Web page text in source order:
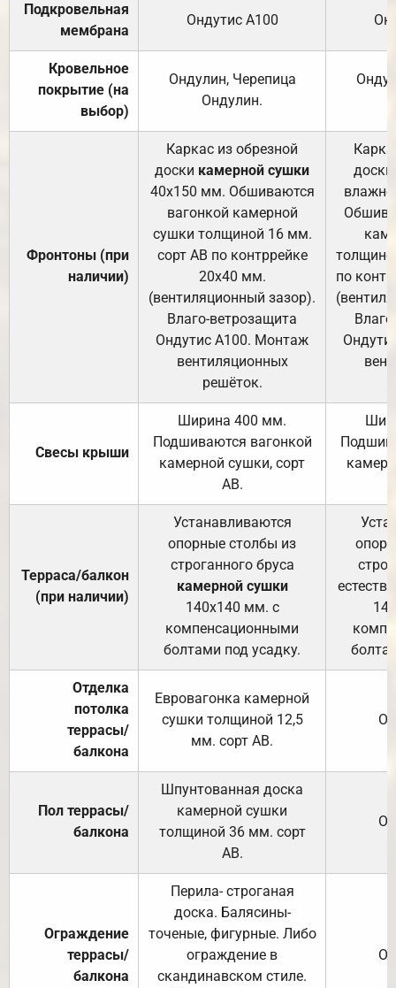
Подкровельная
мембрана
Ондутис А100
Кровельное
покрытие (на
выбор)
Ондулин, Черепица
Ондулин.
Фронтоны (при
наличии)
Каркас из обрезной
доски камерной сушки
40х150 мм. Обшиваются
вагонкой камерной
сушки толщиной 16 мм.
сорт АВ по контррейке
20х40 мм.
(вентиляционный зазор).
Влаго-ветрозащита
Ондутис А100. Монтаж
вентиляционных
решёток.
доски
по
Свесы крыши
Ширина 400 мм.
Подшиваются вагонкой
камерной сушки, сорт
АВ.
Терраса/балкон
(при наличии)
Устанавливаются
опорные столбы из
строганного бруса
камерной сушки
140х140 мм. с
компенсационными
болтами под усадку.
Отделка
потолка
террасы/
балкона
Евровагонка камерной
сушки толщиной 12,5
мм. сорт АВ.
Пол террасы/
балкона
Шпунтованная доска
камерной сушки
толщиной 36 мм. сорт
АВ.
Ограждение
террасы/
балкона
Перила- строганая
доска. Балясины-
точеные, фигурные. Либо
ограждение в
скандинавском стиле.